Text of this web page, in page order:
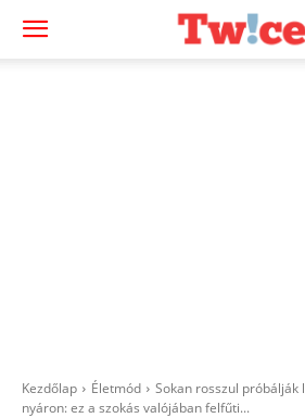
Kezdőlap Életmód
Sokan rosszul
nyáron: ez a szokás valójában felfűti...